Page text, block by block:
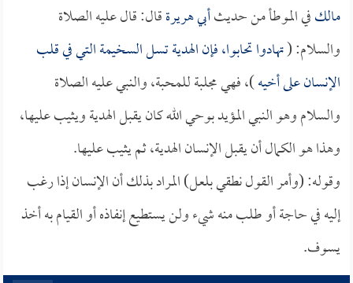
مالكفي الموطأ من حديثأبي هريرةقال: قال عليه الصلاة
والسلام: (تهادوا تحابوا، فإن الهدية تسل السخيمة التي في قلب
الإنسان على أخيه)، فهي مجلبة للمحبة، والنبي عليه الصلاة
والسلام وهو النبي المؤيد بوحي الله كان يقبل الهدية ويثيب عليها،
وهذا هو الكمال أن يقبل الإنسان الهدية، ثم يثيب عليها.
وقوله: (وأمر القول نطقي بلعل) المراد بذلك أن الإنسان إذا رغب
إليه في حاجة أو طلب منه شيء ولن يستطيع إنفاذه أو القيام به أخذ
يسوف.